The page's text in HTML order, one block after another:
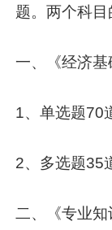
题。两个科目
一、《经济基
1、单选题70
2、多选题35
二、《专业知